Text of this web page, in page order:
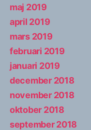
maj 2019
april 2019
mars 2019
februari 2019
januari 2019
december 2018
november 2018
oktober 2018
september 2018